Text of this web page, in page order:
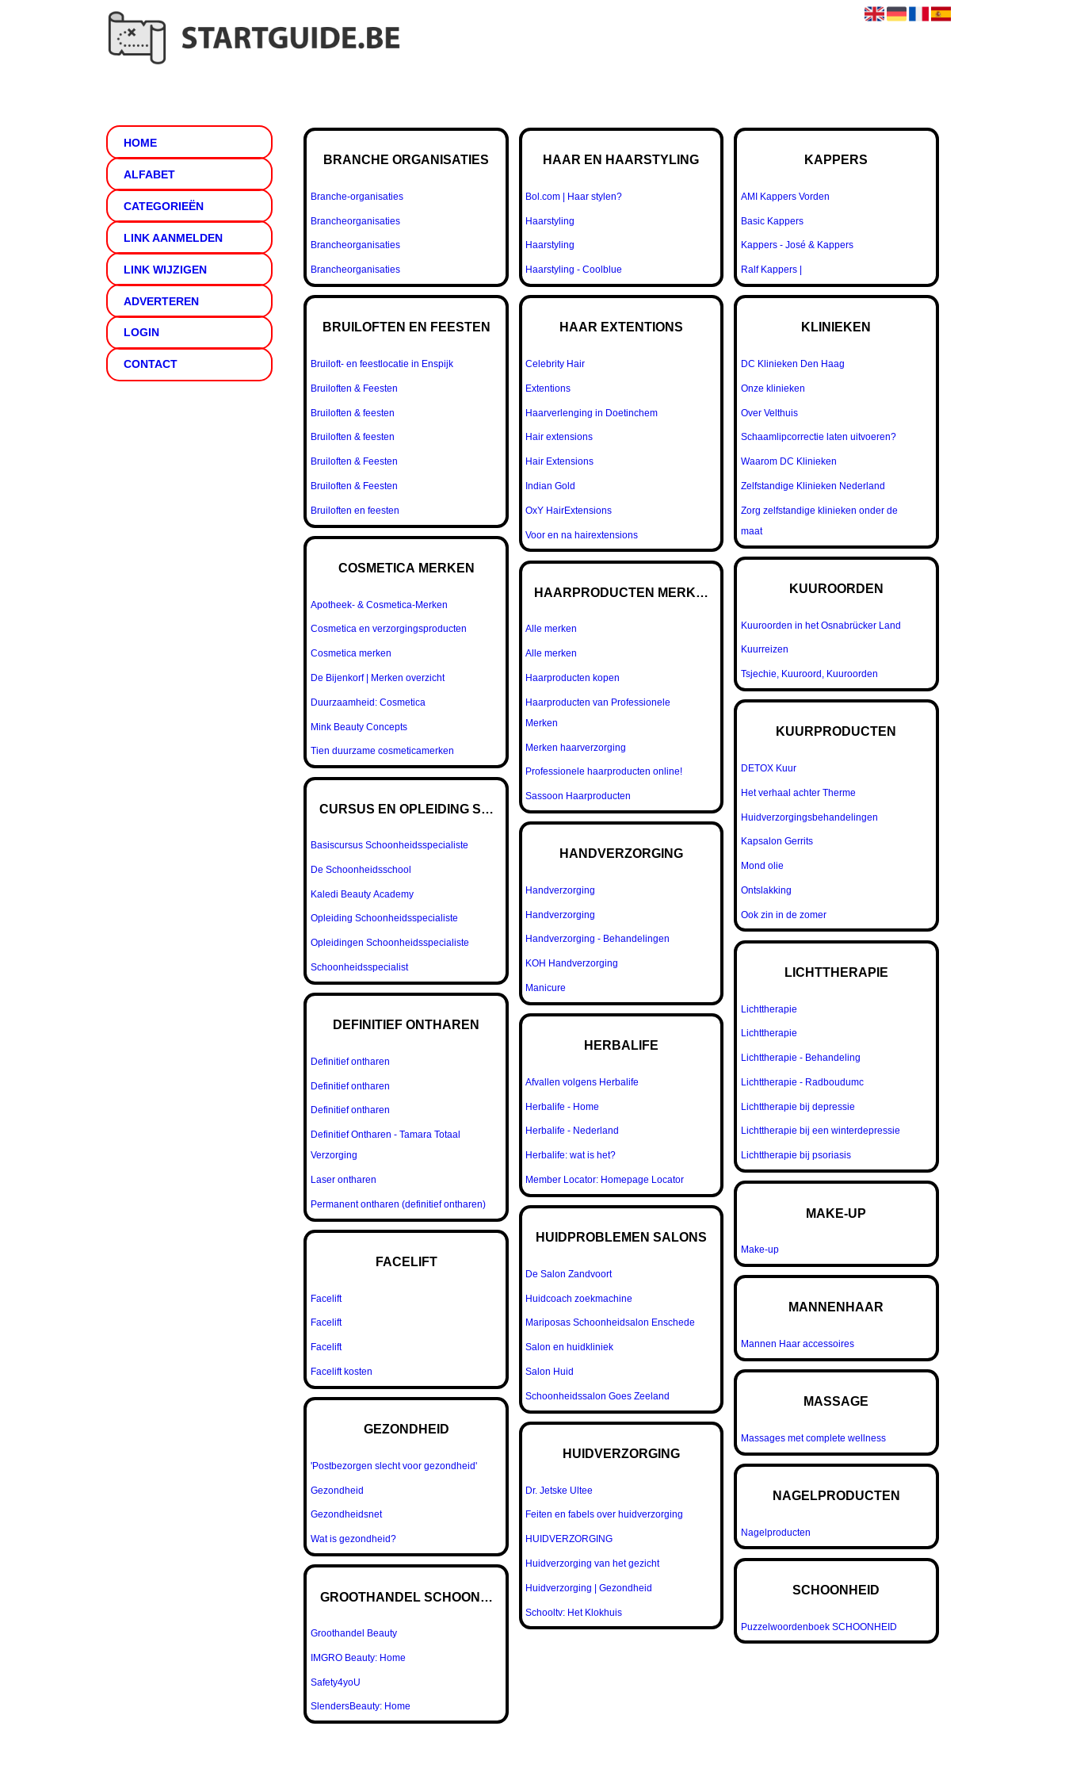
HOME
ALFABET
CATEGORIEËN
LINK AANMELDEN
LINK WIJZIGEN
ADVERTEREN
LOGIN
CONTACT
BRANCHE ORGANISATIES
Branche-organisaties
Brancheorganisaties
Brancheorganisaties
Brancheorganisaties
BRUILOFTEN EN FEESTEN
Bruiloft- en feestlocatie in Enspijk
Bruiloften & Feesten
Bruiloften & feesten
Bruiloften & feesten
Bruiloften & Feesten
Bruiloften & Feesten
Bruiloften en feesten
COSMETICA MERKEN
Apotheek- & Cosmetica-Merken
Cosmetica en verzorgingsproducten
Cosmetica merken
De Bijenkorf | Merken overzicht
Duurzaamheid: Cosmetica
Mink Beauty Concepts
Tien duurzame cosmeticamerken
CURSUS EN OPLEIDING SCHOONHEID
Basiscursus Schoonheidsspecialiste
De Schoonheidsschool
Kaledi Beauty Academy
Opleiding Schoonheidsspecialiste
Opleidingen Schoonheidsspecialiste
Schoonheidsspecialist
DEFINITIEF ONTHAREN
Definitief ontharen
Definitief ontharen
Definitief ontharen
Definitief Ontharen - Tamara Totaal
Verzorging
Laser ontharen
Permanent ontharen (definitief ontharen)
FACELIFT
Facelift
Facelift
Facelift
Facelift kosten
GEZONDHEID
'Postbezorgen slecht voor gezondheid'
Gezondheid
Gezondheidsnet
Wat is gezondheid?
GROOTHANDEL SCHOONHEID
Groothandel Beauty
IMGRO Beauty: Home
Safety4yoU
SlendersBeauty: Home
HAAR EN HAARSTYLING
Bol.com | Haar stylen?
Haarstyling
Haarstyling
Haarstyling - Coolblue
HAAR EXTENTIONS
Celebrity Hair
Extentions
Haarverlenging in Doetinchem
Hair extensions
Hair Extensions
Indian Gold
OxY HairExtensions
Voor en na hairextensions
HAARPRODUCTEN MERKEN
Alle merken
Alle merken
Haarproducten kopen
Haarproducten van Professionele
Merken
Merken haarverzorging
Professionele haarproducten online!
Sassoon Haarproducten
HANDVERZORGING
Handverzorging
Handverzorging
Handverzorging - Behandelingen
KOH Handverzorging
Manicure
HERBALIFE
Afvallen volgens Herbalife
Herbalife - Home
Herbalife - Nederland
Herbalife: wat is het?
Member Locator: Homepage Locator
HUIDPROBLEMEN SALONS
De Salon Zandvoort
Huidcoach zoekmachine
Mariposas Schoonheidsalon Enschede
Salon en huidkliniek
Salon Huid
Schoonheidssalon Goes Zeeland
HUIDVERZORGING
Dr. Jetske Ultee
Feiten en fabels over huidverzorging
HUIDVERZORGING
Huidverzorging van het gezicht
Huidverzorging | Gezondheid
Schooltv: Het Klokhuis
KAPPERS
AMI Kappers Vorden
Basic Kappers
Kappers - José & Kappers
Ralf Kappers |
KLINIEKEN
DC Klinieken Den Haag
Onze klinieken
Over Velthuis
Schaamlipcorrectie laten uitvoeren?
Waarom DC Klinieken
Zelfstandige Klinieken Nederland
Zorg zelfstandige klinieken onder de
maat
KUUROORDEN
Kuuroorden in het Osnabrücker Land
Kuurreizen
Tsjechie, Kuuroord, Kuuroorden
KUURPRODUCTEN
DETOX Kuur
Het verhaal achter Therme
Huidverzorgingsbehandelingen
Kapsalon Gerrits
Mond olie
Ontslakking
Ook zin in de zomer
LICHTTHERAPIE
Lichttherapie
Lichttherapie
Lichttherapie - Behandeling
Lichttherapie - Radboudumc
Lichttherapie bij depressie
Lichttherapie bij een winterdepressie
Lichttherapie bij psoriasis
MAKE-UP
Make-up
MANNENHAAR
Mannen Haar accessoires
MASSAGE
Massages met complete wellness
NAGELPRODUCTEN
Nagelproducten
SCHOONHEID
Puzzelwoordenboek SCHOONHEID